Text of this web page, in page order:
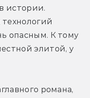
истории.
опасным. К тому
элитой, у
романа,